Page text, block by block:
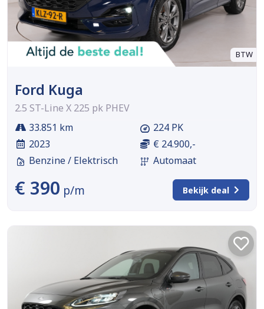
BTW
Ford Kuga
2.5 ST-Line X 225 pk PHEV
33.851 km
2023
Benzine / Elektrisch
224 PK
€ 24.900,-
Automaat
€ 390 p/m Bekijk deal